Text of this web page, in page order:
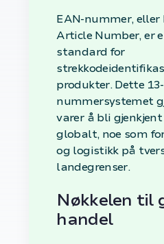
EAN-nummer, eller
Article Number, er
standard for
produkter. Dette
nummersystemet
varer å bli
globalt, noe som
og logistikk på
landegrenser.
Nøkkelen til
handel